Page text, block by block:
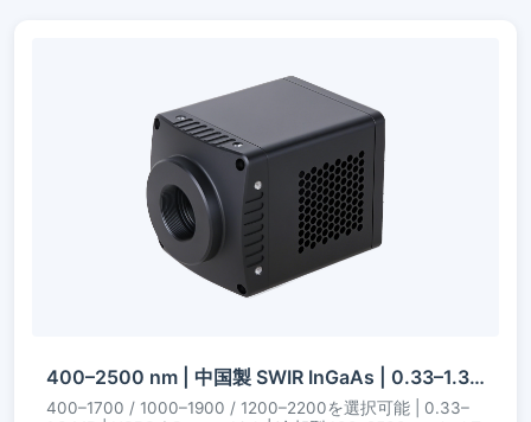
400–2500 nm | 中国製 SWIR InGaAs | 0.33–1.3 MP | USB3 / CameraLink | 冷却型 | SWIRカメラ
400–1700 / 1000–1900 / 1200–2200を選択可能 | 0.33–